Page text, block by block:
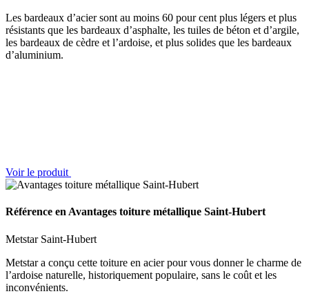
Les bardeaux d’acier sont au moins 60 pour cent plus légers et plus
résistants que les bardeaux d’asphalte, les tuiles de béton et d’argile,
les bardeaux de cèdre et l’ardoise, et plus solides que les bardeaux
d’aluminium.
Voir le produit
Référence en Avantages toiture métallique Saint-Hubert
Metstar Saint-Hubert
Metstar a conçu cette toiture en acier pour vous donner le charme de
l’ardoise naturelle, historiquement populaire, sans le coût et les
inconvénients.